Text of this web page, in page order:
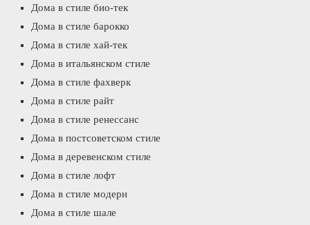
Дома в стиле био-тек
Дома в стиле барокко
Дома в стиле хай-тек
Дома в итальянском стиле
Дома в стиле фахверк
Дома в стиле райт
Дома в стиле ренессанс
Дома в постсоветском стиле
Дома в деревенском стиле
Дома в стиле лофт
Дома в стиле модерн
Дома в стиле шале